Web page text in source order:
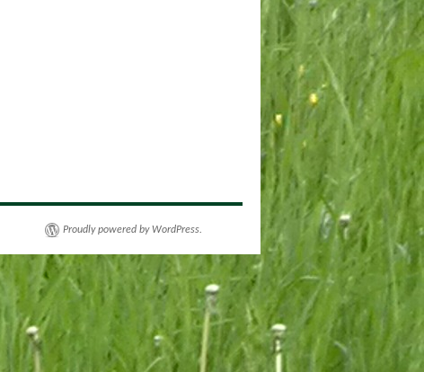
Proudly powered by WordPress.